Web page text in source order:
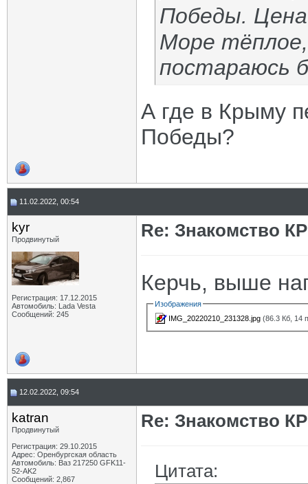
Победы.
Море
постараюсь
А где в Крыму
Победы?
11.02.2022, 00:54
kyr
Продвинутый
Регистрация: 17.12.2015
Автомобиль: Lada Vesta
Сообщений: 245
Re: Знакомство
Керчь, выше
Изображения
IMG_20220210_231328.jpg (86.3 Кб, 14
12.02.2022, 09:54
katran
Продвинутый
Регистрация: 29.10.2015
Адрес: Оренбургская область
Автомобиль: Ваз 217250 GFK11-
52-AK2
Сообщений: 2,867
Re: Знакомство
Цитата: